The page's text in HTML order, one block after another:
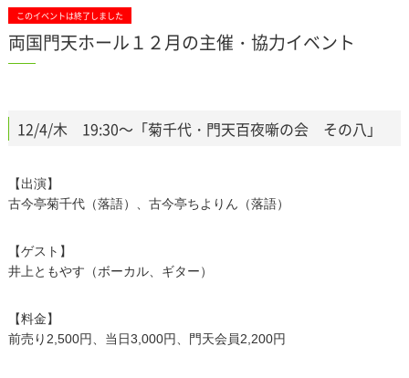
このイベントは終了しました
両国門天ホール１２月の主催・協力イベント
12/4/木 19:30～「菊千代・門天百夜噺の会 その八」
【出演】
古今亭菊千代（落語）、古今亭ちよりん（落語）
【ゲスト】
井上ともやす（ボーカル、ギター）
【料金】
前売り2,500円、当日3,000円、門天会員2,200円